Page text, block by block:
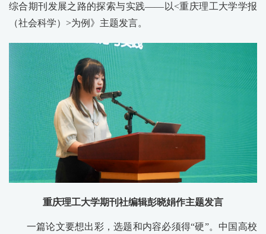
综合期刊发展之路的探索与实践——以<重庆理工大学学报
（社会科学）>为例》主题发言。
重庆理工大学期刊社编辑彭晓娟作主题发言
一篇论文要想出彩，选题和内容必须得“硬”。中国高校